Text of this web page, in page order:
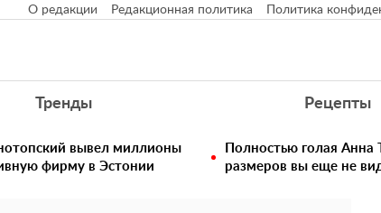
О редакции Редакционная политика Политика
Тренды Рецепты
вывел миллионы
фирму в Эстонии
Полностью голая Анна
размеров вы еще не